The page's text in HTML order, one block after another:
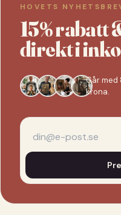
HOVETS
15% rabatt
direkt i
Går med
krona.